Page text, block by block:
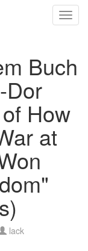
Buch
Dor
How
at
lack